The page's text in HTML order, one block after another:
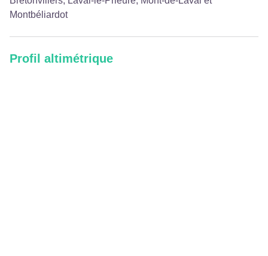
Montbéliardot
Profil altimétrique